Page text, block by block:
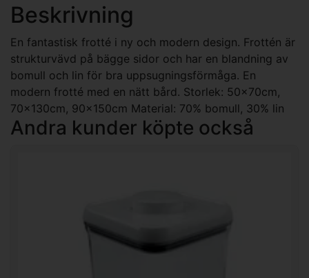
Beskrivning
En fantastisk frotté i ny och modern design. Frottén är
strukturvävd på bägge sidor och har en blandning av
bomull och lin för bra uppsugningsförmåga. En
modern frotté med en nätt bård. Storlek: 50x70cm,
70x130cm, 90x150cm Material: 70% bomull, 30% lin
Andra kunder köpte också